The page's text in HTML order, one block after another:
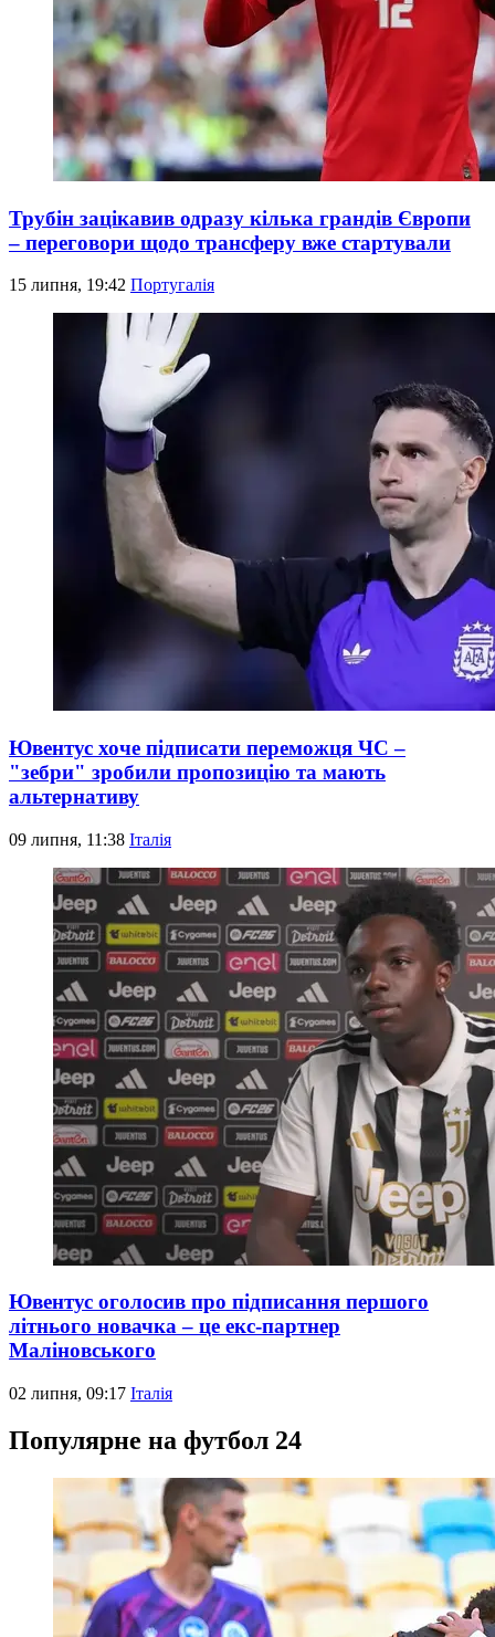
Трубін зацікавив одразу кілька грандів Європи
– переговори щодо трансферу вже стартували
15 липня, 19:42 Португалія
Ювентус хоче підписати переможця ЧС –
"зебри" зробили пропозицію та мають
альтернативу
09 липня, 11:38 Італія
Ювентус оголосив про підписання першого
літнього новачка – це екс-партнер
Маліновського
02 липня, 09:17 Італія
Популярне на футбол 24